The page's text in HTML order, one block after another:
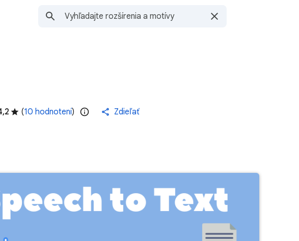
(10 hodnotení) Zdieľať